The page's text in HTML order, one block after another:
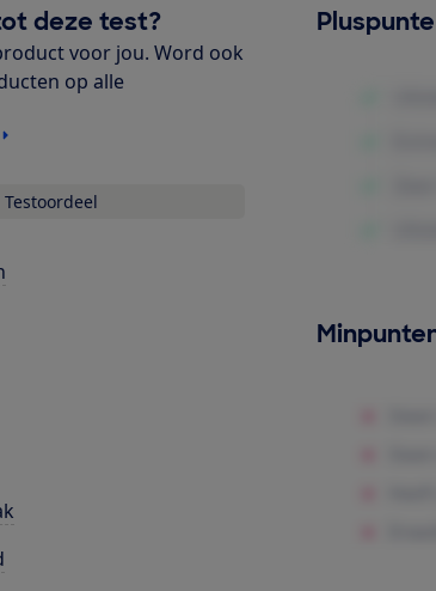
deze test?
voor jou. Word ook
op alle
Testoordeel